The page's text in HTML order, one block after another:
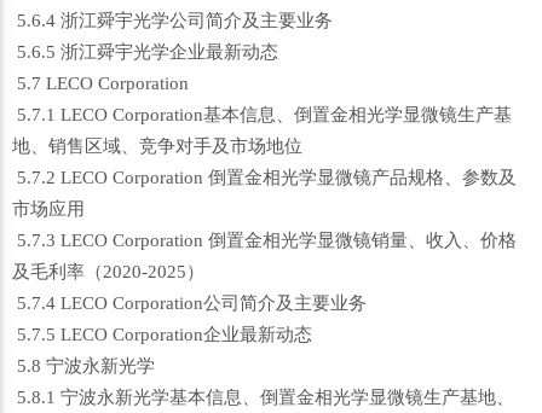
5.6.4 浙江舜宇光学公司简介及主要业务
5.6.5 浙江舜宇光学企业最新动态
5.7 LECO Corporation
5.7.1 LECO Corporation基本信息、倒置金相光学显微镜生产基
地、销售区域、竞争对手及市场地位
5.7.2 LECO Corporation 倒置金相光学显微镜产品规格、参数及
市场应用
5.7.3 LECO Corporation 倒置金相光学显微镜销量、收入、价格
及毛利率（2020-2025）
5.7.4 LECO Corporation公司简介及主要业务
5.7.5 LECO Corporation企业最新动态
5.8 宁波永新光学
5.8.1 宁波永新光学基本信息、倒置金相光学显微镜生产基地、